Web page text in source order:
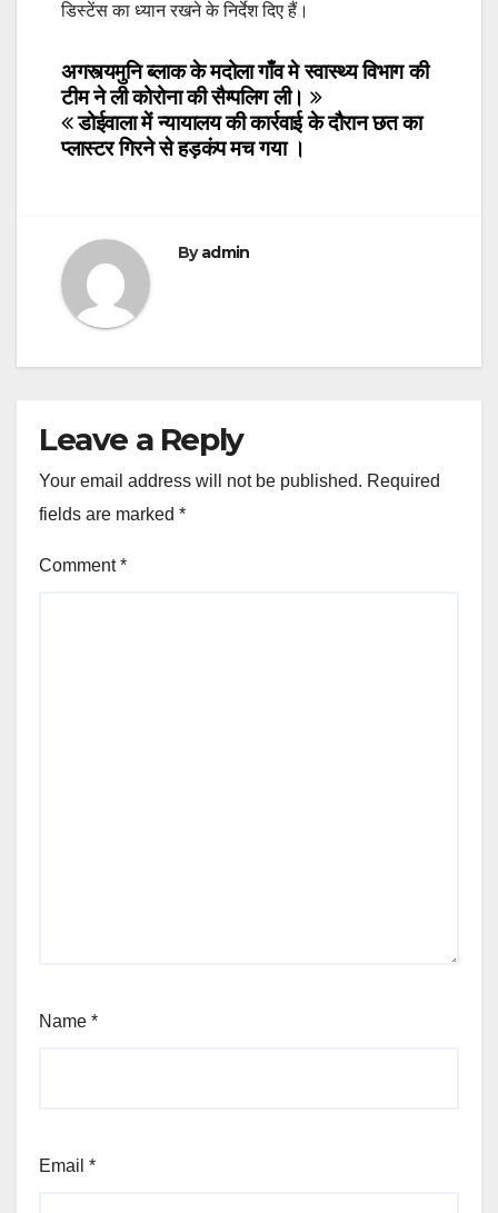
डिस्टेंस का ध्यान रखने के निर्देश दिए हैं।
Post
navigation
अगस्त्यमुनि ब्लाक के मदोला गाँव मे स्वास्थ्य विभाग की
टीम ने ली कोरोना की सैम्पलिग ली।
डोईवाला में न्यायालय की कार्रवाई के दौरान छत का
प्लास्टर गिरने से हड़कंप मच गया ।
Byadmin
Leave a Reply
Your email address will not be published. Required
fields are marked *
Comment*
Name *
Email *